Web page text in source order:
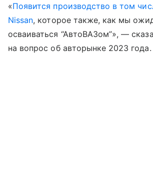
«Появится производство в том
Nissan, которое также, как мы
осваиваться “АвтоВАЗом”», —
на вопрос об авторынке 2023 года.